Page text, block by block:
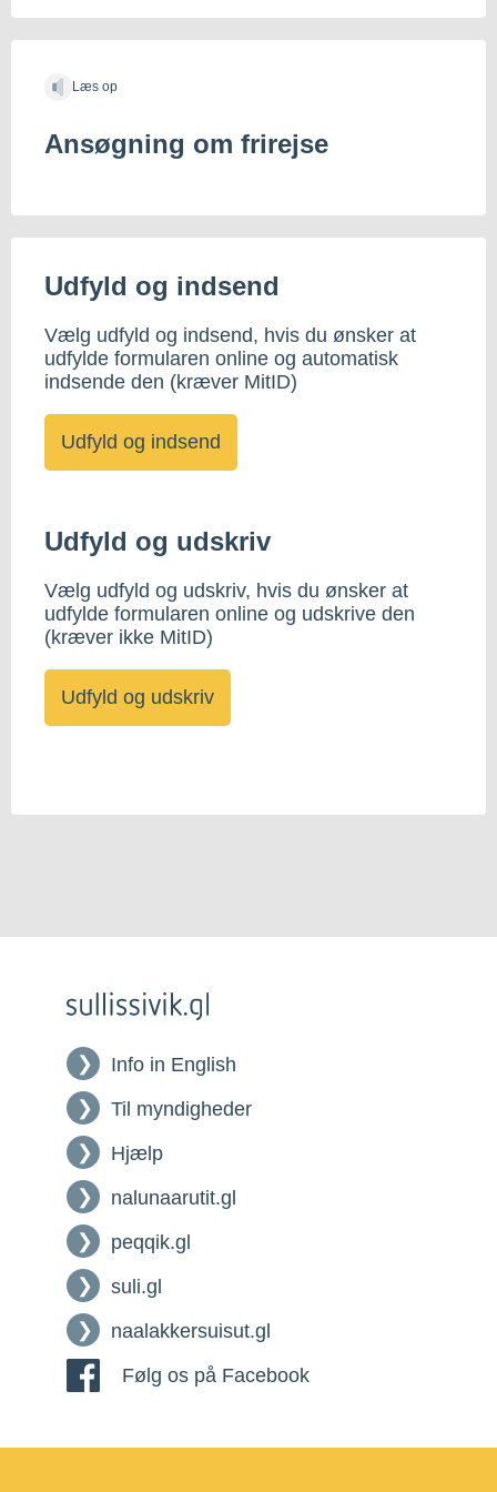
Læs op
Ansøgning om frirejse
Udfyld og indsend
Vælg udfyld og indsend, hvis du ønsker at
udfylde formularen online og automatisk
indsende den (kræver MitID)
Udfyld og udskriv
Vælg udfyld og udskriv, hvis du ønsker at
udfylde formularen online og udskrive den
(kræver ikke MitID)
Info in English
Til myndigheder
Hjælp
nalunaarutit.gl
peqqik.gl
suli.gl
naalakkersuisut.gl
Følg os på Facebook